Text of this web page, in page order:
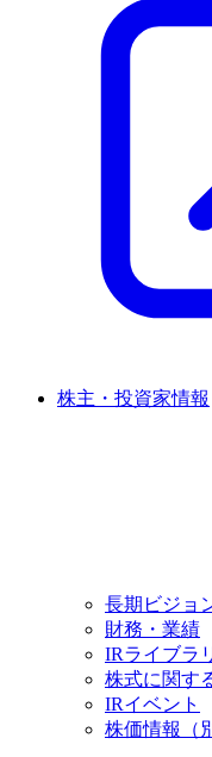
株主・投資家情報
長期ビジョ
財務・業績
IRライブラ
株式に関す
IRイベント
株価情報
（